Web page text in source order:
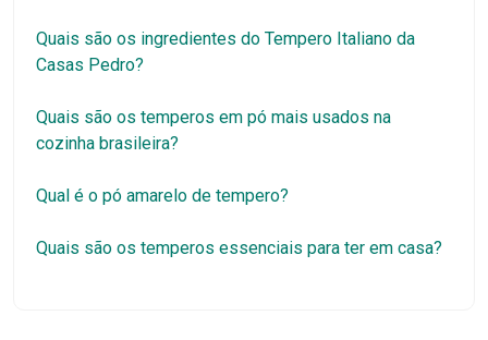
Quais são os ingredientes do Tempero Italiano da
Casas Pedro?
Quais são os temperos em pó mais usados na
cozinha brasileira?
Qual é o pó amarelo de tempero?
Quais são os temperos essenciais para ter em casa?